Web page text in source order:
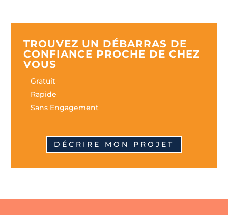
TROUVEZ UN DÉBARRAS DE
CONFIANCE PROCHE DE CHEZ
VOUS
Gratuit
Rapide
Sans Engagement
DÉCRIRE MON PROJET